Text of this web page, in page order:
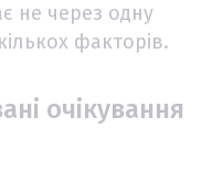
не через одну
факторів.
очікування